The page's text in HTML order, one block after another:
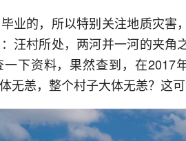
业的，所以特别关注地质灾害
汪村所处，两河并一河的夹角
下资料，果然查到，在2017
无恙，整个村子大体无恙？这